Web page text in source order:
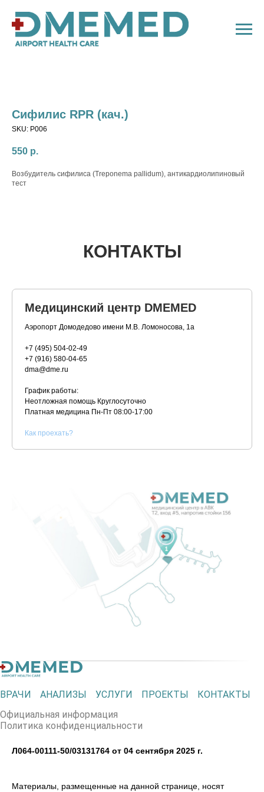
Сифилис RPR (кач.)
SKU: P006
550 р.
Возбудитель сифилиса (Treponema pallidum), антикардиолипиновый
тест
КОНТАКТЫ
Медицинский центр DMEMED
Аэропорт Домодедово имени М.В. Ломоносова, 1а
+7 (495) 504-02-49
+7 (916) 580-04-65
dma@dme.ru
График работы:
Неотложная помощь Круглосуточно
Платная медицина Пн-Пт 08:00-17:00
Как проехать?
ВРАЧИ АНАЛИЗЫ УСЛУГИ ПРОЕКТЫ
КОНТАКТЫ
Официальная информация
Политика конфиденциальности
Л064-00111-50/03131764 от 04 сентября 2025 г.
Материалы, размещенные на данной странице, носят